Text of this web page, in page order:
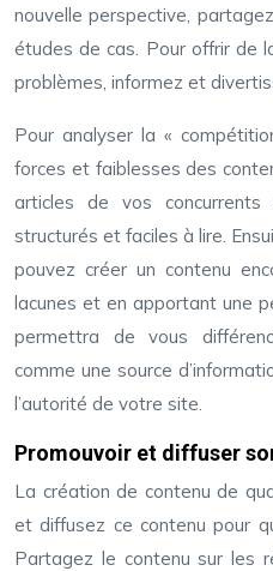
nouvelle perspective,
études de cas. Pour offrir de
problèmes, informez et
Pour analyser la «
forces et faiblesses des
articles de vos
structurés et faciles à lire.
pouvez créer un contenu
lacunes et en apportant une
permettra de vous
comme une source
l’autorité de votre site.
Promouvoir et diffuser
La création de contenu de
et diffusez ce contenu pour
Partagez le contenu sur les